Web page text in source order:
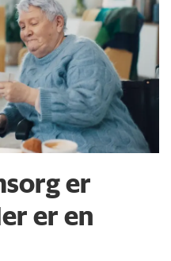
er
er en